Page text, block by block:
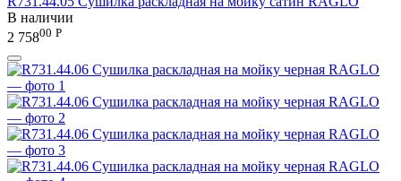
В наличии
2 75800 Р